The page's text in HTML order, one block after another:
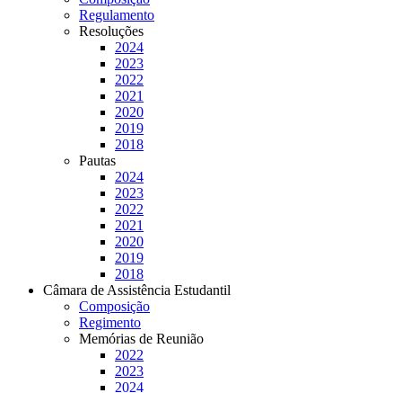
Regulamento
Resoluções
2024
2023
2022
2021
2020
2019
2018
Pautas
2024
2023
2022
2021
2020
2019
2018
Câmara de Assistência Estudantil
Composição
Regimento
Memórias de Reunião
2022
2023
2024